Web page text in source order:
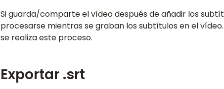
Si guarda/comparte el vídeo después de añadir los
procesarse mientras se graban los subtítulos en el
se realiza este proceso.
Exportar .srt